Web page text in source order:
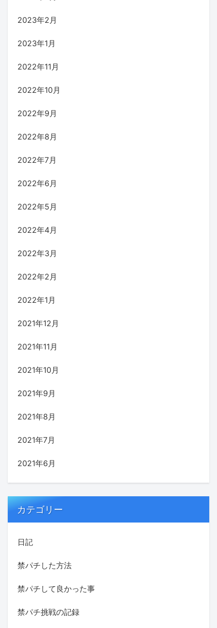
2023年2月
2023年1月
2022年11月
2022年10月
2022年9月
2022年8月
2022年7月
2022年6月
2022年5月
2022年4月
2022年3月
2022年2月
2022年1月
2021年12月
2021年11月
2021年10月
2021年9月
2021年8月
2021年7月
2021年6月
カテゴリー
日記
禁パチした方法
禁パチして良かった事
禁パチ挑戦の記録